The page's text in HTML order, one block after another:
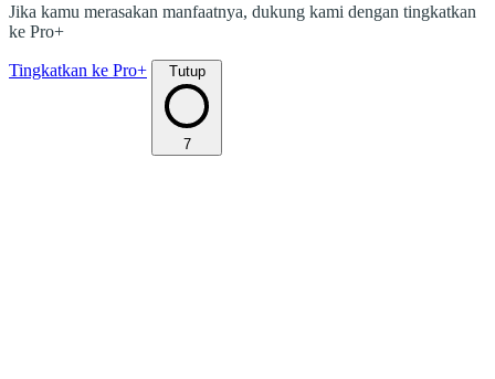
Jika kamu merasakan manfaatnya, dukung kami dengan tingkatkan
ke Pro+
Tingkatkan ke Pro+ Tutup
7